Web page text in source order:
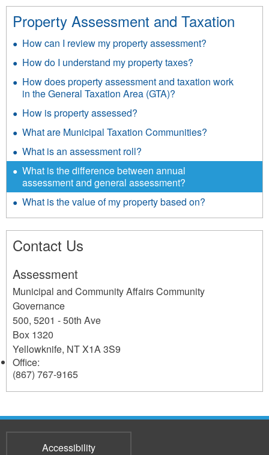
Property Assessment and Taxation
How can I review my property assessment?
How do I understand my property taxes?
How does property assessment and taxation work
in the General Taxation Area (GTA)?
How is property assessed?
What are Municipal Taxation Communities?
What is an assessment roll?
What is the difference between annual
assessment and general assessment?
What is the value of my property based on?
Contact Us
Assessment
Municipal and Community Affairs Community
Governance
500, 5201 - 50th Ave
Box 1320
Yellowknife, NTX1A 3S9
Office:
(867) 767-9165
Accessibility